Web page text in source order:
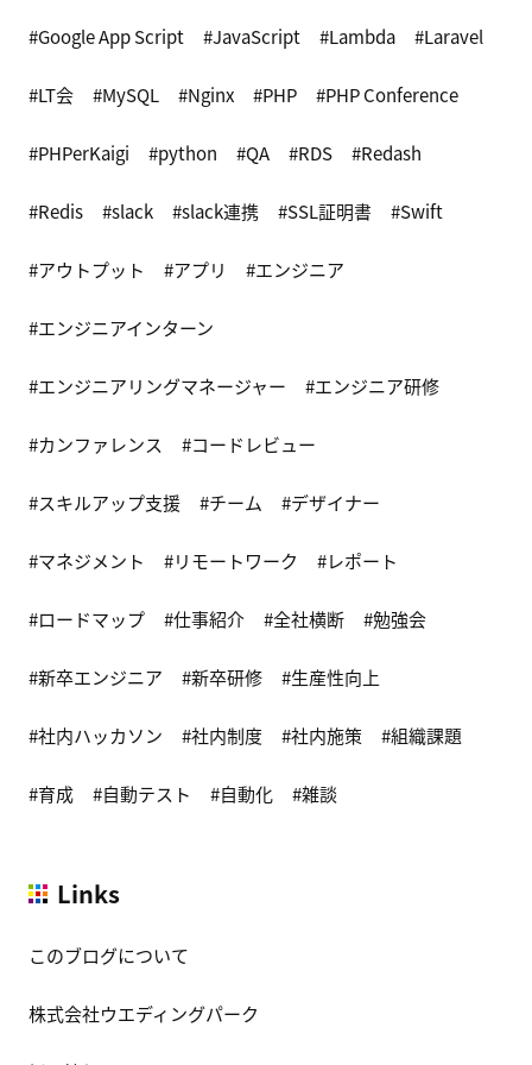
Google App Script JavaScript Lambda Laravel
LT会 MySQL Nginx PHP PHP Conference
PHPerKaigi python QA RDS Redash
Redis slack slack連携 SSL証明書 Swift
アウトプット アプリ エンジニア
エンジニアインターン
エンジニアリングマネージャー エンジニア研修
カンファレンス コードレビュー
スキルアップ支援 チーム デザイナー
マネジメント リモートワーク レポート
ロードマップ 仕事紹介 全社横断 勉強会
新卒エンジニア 新卒研修 生産性向上
社内ハッカソン 社内制度 社内施策 組織課題
育成 自動テスト 自動化 雑談
Links
このブログについて
株式会社ウエディングパーク